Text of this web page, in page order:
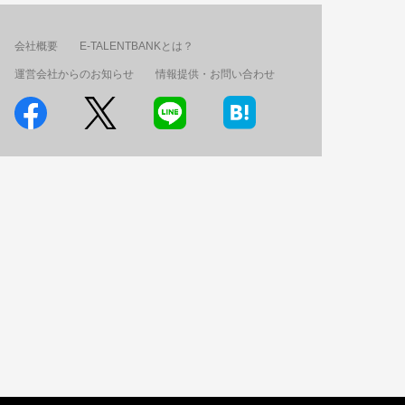
会社概要 E-TALENTBANKとは？
運営会社からのお知らせ 情報提供・お問い合わせ